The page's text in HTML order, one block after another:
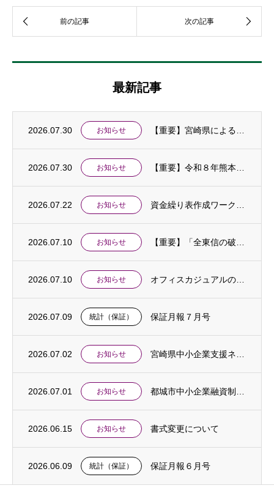
最新記事
2026.07.30 お知らせ
2026.07.30 お知らせ
2026.07.22 お知らせ
2026.07.10 お知らせ
2026.07.10 お知らせ
2026.07.09 統計（保証） 保証月報７月号
2026.07.02 お知らせ
2026.07.01 お知らせ
2026.06.15 お知らせ 書式変更について
2026.06.09 統計（保証） 保証月報６月号